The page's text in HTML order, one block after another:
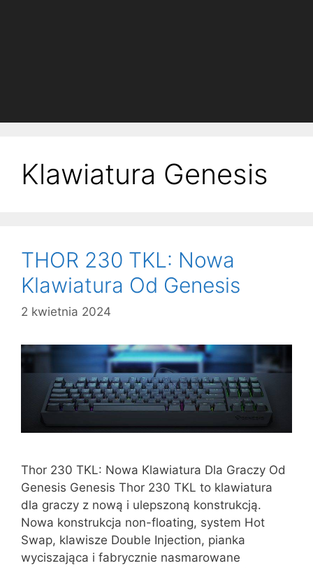
Klawiatura Genesis
THOR 230 TKL: Nowa
Klawiatura Od Genesis
2 kwietnia 2024
Thor 230 TKL: Nowa Klawiatura Dla Graczy Od
Genesis Genesis Thor 230 TKL to klawiatura
dla graczy z nową i ulepszoną konstrukcją.
Nowa konstrukcja non-floating, system Hot
Swap, klawisze Double Injection, pianka
wyciszająca i fabrycznie nasmarowane